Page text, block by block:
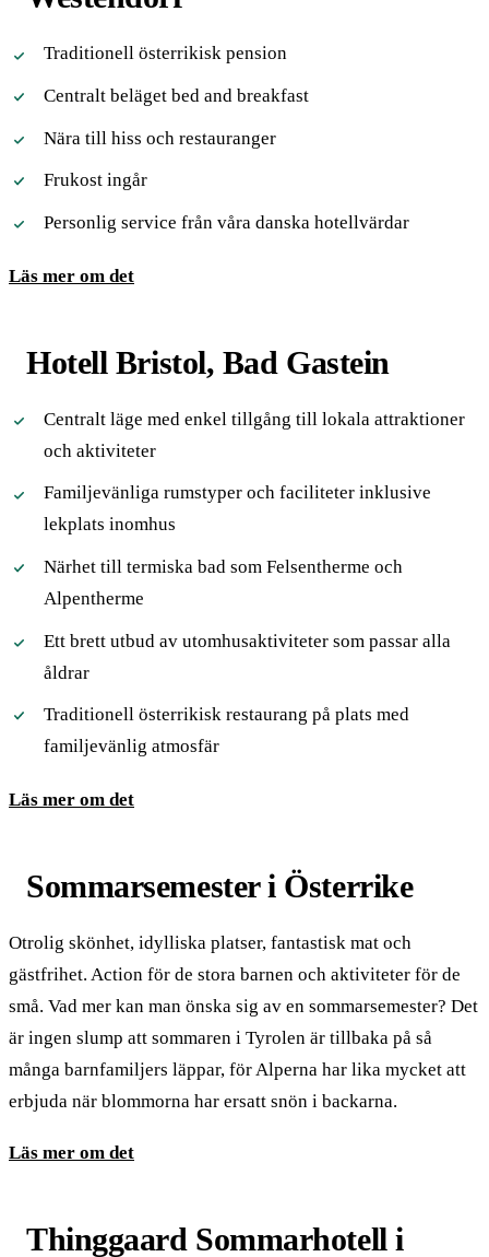
Traditionell österrikisk pension
Centralt beläget bed and breakfast
Nära till hiss och restauranger
Frukost ingår
Personlig service från våra danska hotellvärdar
Läs mer om det
Hotell Bristol, Bad Gastein
Centralt läge med enkel tillgång till lokala attraktioner
och aktiviteter
Familjevänliga rumstyper och faciliteter inklusive
lekplats inomhus
Närhet till termiska bad som Felsentherme och
Alpentherme
Ett brett utbud av utomhusaktiviteter som passar alla
åldrar
Traditionell österrikisk restaurang på plats med
familjevänlig atmosfär
Läs mer om det
Sommarsemester i Österrike
Otrolig skönhet, idylliska platser, fantastisk mat och
gästfrihet. Action för de stora barnen och aktiviteter för de
små. Vad mer kan man önska sig av en sommarsemester? Det
är ingen slump att sommaren i Tyrolen är tillbaka på så
många barnfamiljers läppar, för Alperna har lika mycket att
erbjuda när blommorna har ersatt snön i backarna.
Läs mer om det
Thinggaard Sommarhotell i